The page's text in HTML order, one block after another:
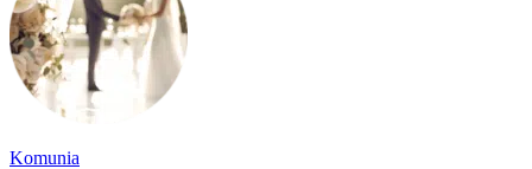
Komunia